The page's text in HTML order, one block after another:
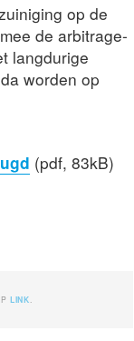
op de
de arbitrage-
langdurige
worden op
(pdf, 83kB)
LINK